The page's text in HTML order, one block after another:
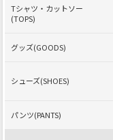
Tシャツ・カットソー
(TOPS)
グッズ(GOODS)
シューズ(SHOES)
パンツ(PANTS)